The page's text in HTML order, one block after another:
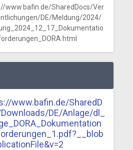
www.bafin.de/SharedDocs/Ver
DE/Meldung/2024/
www.bafin.de/SharedD
DE/Anlage/dl_